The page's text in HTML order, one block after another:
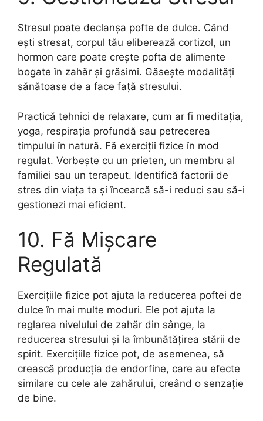
Stresul poate declanșa pofte de dulce. Când
ești stresat, corpul tău eliberează cortizol, un
hormon care poate crește pofta de alimente
bogate în zahăr și grăsimi. Găsește modalități
sănătoase de a face față stresului.
Practică tehnici de relaxare, cum ar fi meditația,
yoga, respirația profundă sau petrecerea
timpului în natură. Fă exerciții fizice în mod
regulat. Vorbește cu un prieten, un membru al
familiei sau un terapeut. Identifică factorii de
stres din viața ta și încearcă să-i reduci sau să-i
gestionezi mai eficient.
10. Fă Mișcare
Regulată
Exercițiile fizice pot ajuta la reducerea poftei de
dulce în mai multe moduri. Ele pot ajuta la
reglarea nivelului de zahăr din sânge, la
reducerea stresului și la îmbunătățirea stării de
spirit. Exercițiile fizice pot, de asemenea, să
crească producția de endorfine, care au efecte
similare cu cele ale zahărului, creând o senzație
de bine.